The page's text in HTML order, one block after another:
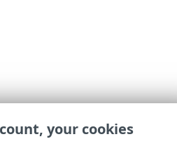
your cookies